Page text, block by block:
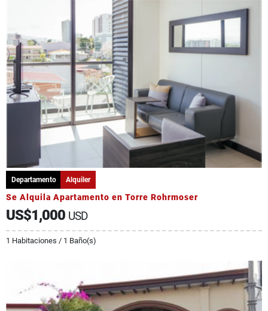
Departamento Alquiler
Se Alquila Apartamento en Torre Rohrmoser
US$1,000 USD
1 Habitaciones / 1 Baño(s)